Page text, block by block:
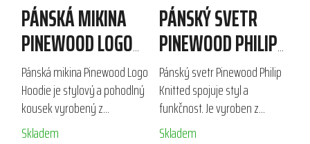
PÁNSKÁ MIKINA
PINEWOOD LOGO
HOODIE
Pánská mikina Pinewood Logo
Hoodie je stylový a pohodlný
kousek vyrobený z
recyklovaných materiálů,
Skladem
PÁNSKÝ SVETR
PINEWOOD PHILIP
KNITTED
Pánský svetr Pinewood Philip
Knitted spojuje styl a
funkčnost. Je vyroben z
kombinace 50 % bavlny a 50
Skladem